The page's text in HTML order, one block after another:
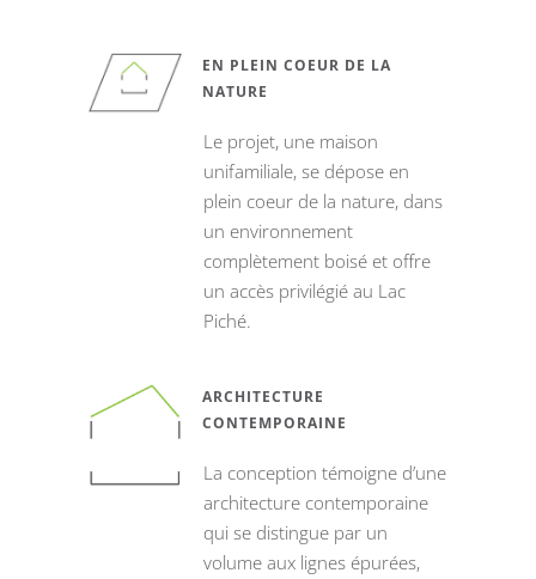
EN PLEIN COEUR DE LA
NATURE
Le projet, une maison
unifamiliale, se dépose en
plein coeur de la nature, dans
un environnement
complètement boisé et offre
un accès privilégié au Lac
Piché.
ARCHITECTURE
CONTEMPORAINE
La conception témoigne d’une
architecture contemporaine
qui se distingue par un
volume aux lignes épurées,